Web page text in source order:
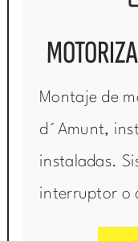
Montaje de
d´Amunt,
instaladas.
interruptor o